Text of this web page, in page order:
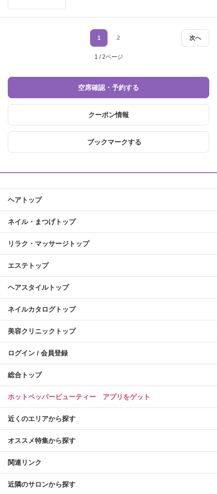
次へ
1 2
1 / 2ページ
空席確認・予約する
クーポン情報
ブックマークする
ヘアトップ
ネイル・まつげトップ
リラク・マッサージトップ
エステトップ
ヘアスタイルトップ
ネイルカタログトップ
美容クリニックトップ
ログイン / 会員登録
総合トップ
ホットペッパービューティー アプリをゲット
近くのエリアから探す
オススメ特集から探す
関連リンク
近隣のサロンから探す